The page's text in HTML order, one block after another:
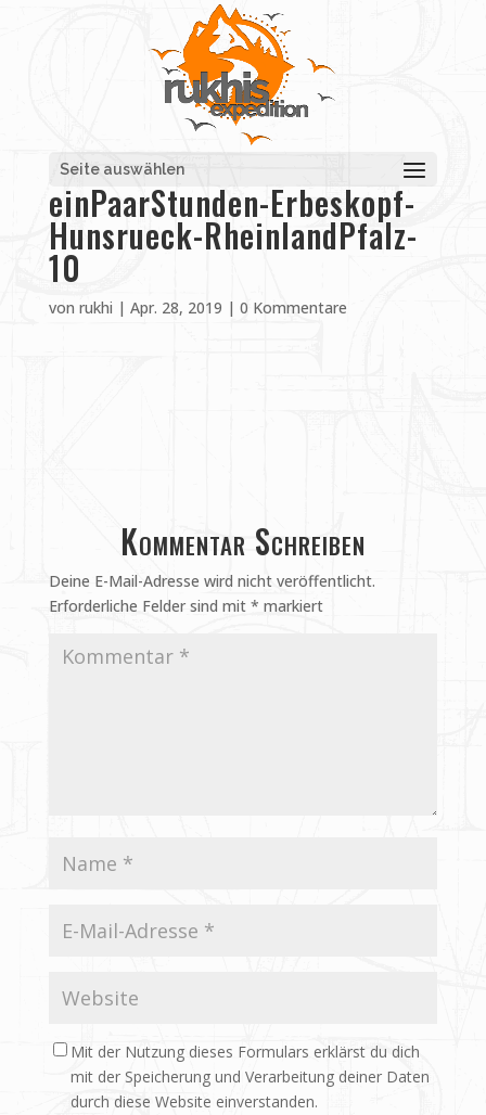
Seite auswählen
einPaarStunden-Erbeskopf-
Hunsrueck-RheinlandPfalz-
10
von rukhi | Apr. 28, 2019 | 0 Kommentare
Kommentar Schreiben
Deine E-Mail-Adresse wird nicht veröffentlicht.
Erforderliche Felder sind mit * markiert
Mit der Nutzung dieses Formulars erklärst du dich
mit der Speicherung und Verarbeitung deiner Daten
durch diese Website einverstanden.